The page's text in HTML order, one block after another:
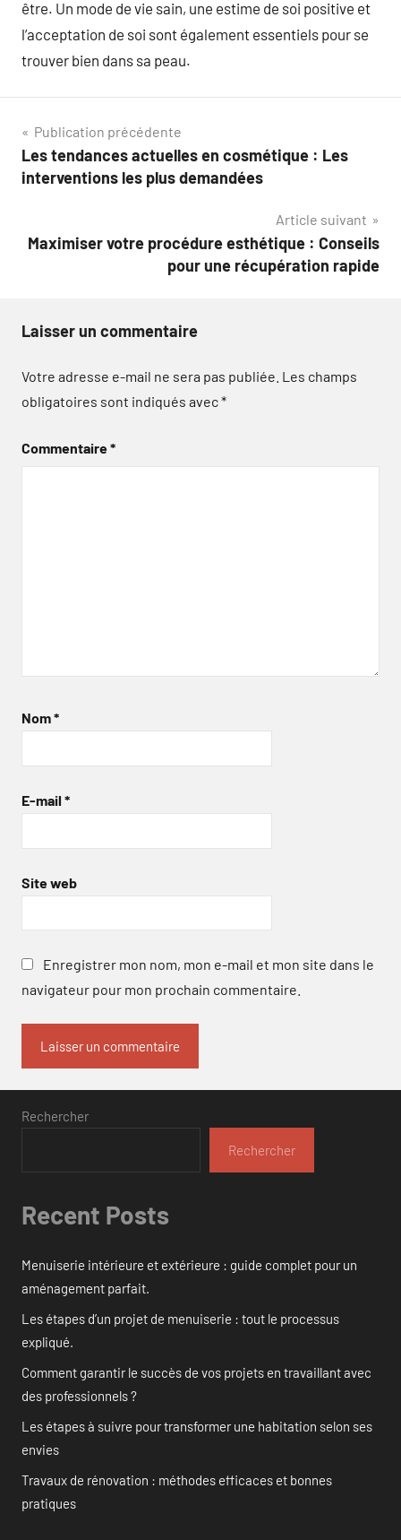
être. Un mode de vie sain, une estime de soi positive et
l’acceptation de soi sont également essentiels pour se
trouver bien dans sa peau.
Navigation
de
Publication précédente
Les tendances actuelles en cosmétique : Les
interventions les plus demandées
Article suivant
Maximiser votre procédure esthétique : Conseils
pour une récupération rapide
Laisser un commentaire
Votre adresse e-mail ne sera pas publiée. Les champs
obligatoires sont indiqués avec*
Commentaire*
Nom*
E-mail *
Site web
Enregistrer mon nom, mon e-mail et mon site dans le
navigateur pour mon prochain commentaire.
Rechercher
Rechercher
Recent Posts
Menuiserie intérieure et extérieure : guide complet pour un
aménagement parfait.
Les étapes d’un projet de menuiserie : tout le processus
expliqué.
Comment garantir le succès de vos projets en travaillant avec
des professionnels ?
Les étapes à suivre pour transformer une habitation selon ses
envies
Travaux de rénovation : méthodes efficaces et bonnes
pratiques